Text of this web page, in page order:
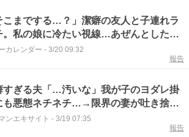
こまでする…？」潔癖の友人と子連れラ
。私の娘に冷たい視線…あぜんとした価
の違いとは？
カレンダー - 3/20 09:32
報告
すぎる夫「…汚いな」我が子のヨダレ掛
も悪態ネチネチ…→限界の妻が吐き捨て
ラーワード”に絶望
ンエキサイト - 3/19 07:35
報告